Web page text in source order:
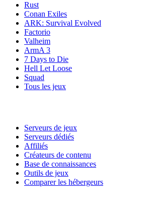
Rust
Conan Exiles
ARK: Survival Evolved
Factorio
Valheim
ArmA 3
7 Days to Die
Hell Let Loose
Squad
Tous les jeux
Serveurs de jeux
Serveurs dédiés
Affiliés
Créateurs de contenu
Base de connaissances
Outils de jeux
Comparer les hébergeurs